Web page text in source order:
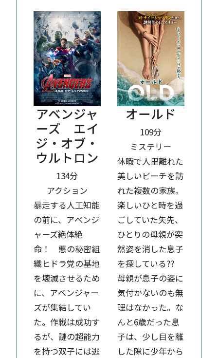
アベンジャ
ーズ エイ
ジ・オブ・
ウルトロン
134分
アクション
暴走する人工知能
の前に、アベンジ
ャーズ絶体絶
命！ 悪の秘密組
織ヒドラ党の基地
を壊滅させるため
に、アベンジャー
ズが集結してい
た。作戦は成功す
るが、謎の超能力
を持つ双子には逃
オールド
109分
ミステリー
休暇で人里離れた
美しいビーチを訪
れた複数の家族。
楽しいひと時を過
ごしていた矢先、
ひとりの母親が突
然姿を消した息子
を探している??
母親が息子の姿に
気付かないのも無
理はなかった。な
んと6歳だった息
子は、少し目を離
した隙に少年から